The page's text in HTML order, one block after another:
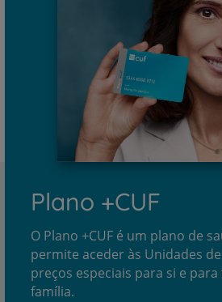
Plano +CUF
O Plano +CUF é um plano de
permite aceder às Unidades
preços especiais para si e
família.